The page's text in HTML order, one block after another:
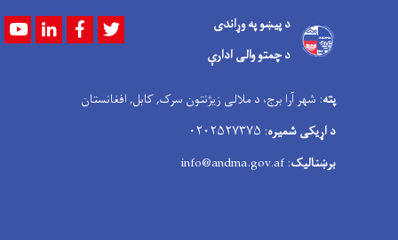
د پیښو په وړاندی
د چمتو والی ادارې
YoutubeLinkedInFacebook
پته: شهر آرا برج، د ملالی زیژنتون سرک, کابل, افغانستان
د اړیکی شمیره: ۰۲۰۲۵۲۷۳۷۵
برښنالیک: info@andma.gov.af